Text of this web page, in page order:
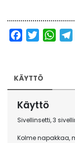
määrä
FacebookTwitter
KÄYTTÖ
Käyttö
Sivellinsetti, 3
Kolme napakkaa,